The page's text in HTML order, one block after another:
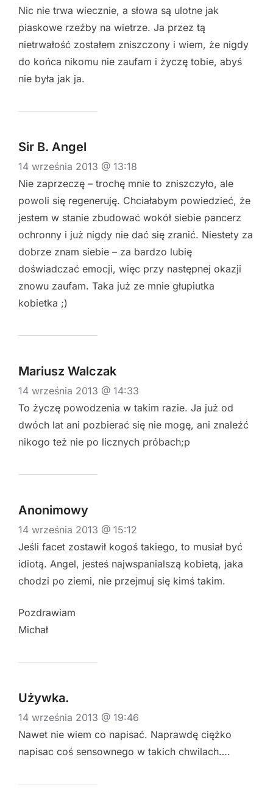
Nic nie trwa wiecznie, a słowa są ulotne jak
piaskowe rzeźby na wietrze. Ja przez tą
nietrwałość zostałem zniszczony i wiem, że nigdy
do końca nikomu nie zaufam i życzę tobie, abyś
nie była jak ja.
Sir B. Angel
14 września 2013 @ 13:18
Nie zaprzeczę – trochę mnie to zniszczyło, ale
powoli się regeneruję. Chciałabym powiedzieć, że
jestem w stanie zbudować wokół siebie pancerz
ochronny i już nigdy nie dać się zranić. Niestety za
dobrze znam siebie – za bardzo lubię
doświadczać emocji, więc przy następnej okazji
znowu zaufam. Taka już ze mnie głupiutka
kobietka ;)
Mariusz Walczak
14 września 2013 @ 14:33
To życzę powodzenia w takim razie. Ja już od
dwóch lat ani pozbierać się nie mogę, ani znaleźć
nikogo też nie po licznych próbach;p
Anonimowy
14 września 2013 @ 15:12
Jeśli facet zostawił kogoś takiego, to musiał być
idiotą. Angel, jesteś najwspanialszą kobietą, jaka
chodzi po ziemi, nie przejmuj się kimś takim.
Pozdrawiam
Michał
Używka.
14 września 2013 @ 19:46
Nawet nie wiem co napisać. Naprawdę ciężko
napisac coś sensownego w takich chwilach….